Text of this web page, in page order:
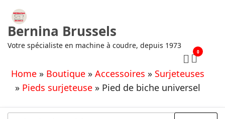
Aller
contenu
Bernina Brussels
Votre spécialiste en machine à coudre, depuis 1973
Home » Boutique » Accessoires » Surjeteuses
» Pieds surjeteuse »Pied de biche universel
0